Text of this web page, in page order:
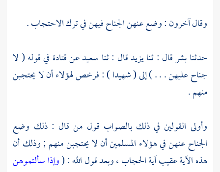
وقال آخرون : وضع عنهن الجناح فيهن في ترك الاحتجاب .
حدثنابشرقال : ثنايزيدقال : ثنا سعيدعنقتادة في قوله ( لا
جناح عليهن . . . ) إلى ( شهيدا ) : فرخص لهؤلاء أن لا يحتجبن
منهم .
وأولى القولين في ذلك بالصواب قول من قال : ذلك وضع
الجناح عنهن في هؤلاء المسلمين أن لا يحتجبن منهم ; وذلك أن
هذه الآية عقيب آية الحجاب ، وبعد قول الله : (وإذا سألتموهن